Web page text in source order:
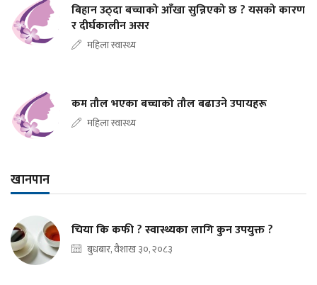
बिहान उठ्दा बच्चाको आँखा सुन्निएको छ ? यसको कारण
र दीर्घकालीन असर
महिला स्वास्थ्य
कम तौल भएका बच्चाको तौल बढाउने उपायहरू
महिला स्वास्थ्य
खानपान
चिया कि कफी ? स्वास्थ्यका लागि कुन उपयुक्त ?
बुधबार, वैशाख ३०, २०८३